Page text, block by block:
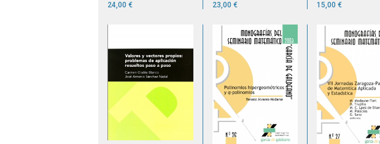
24,00 €
agotado
23,00 € 15,00 €